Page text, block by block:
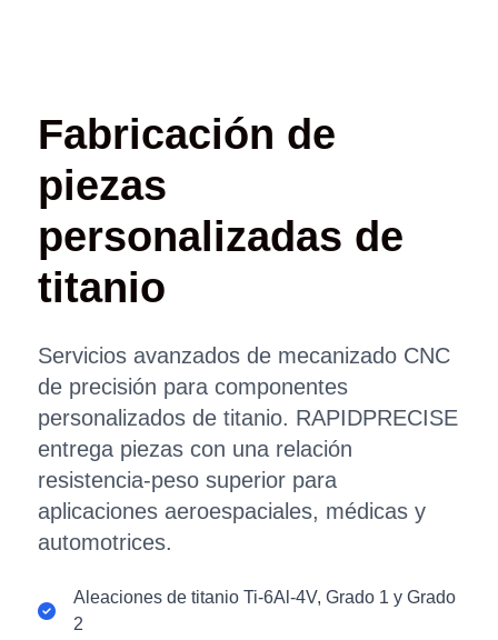
Fabricación de
piezas
personalizadas de
titanio
Servicios avanzados de mecanizado CNC
de precisión para componentes
personalizados de titanio. RAPIDPRECISE
entrega piezas con una relación
resistencia-peso superior para
aplicaciones aeroespaciales, médicas y
automotrices.
Aleaciones de titanio Ti-6Al-4V, Grado 1 y Grado
2